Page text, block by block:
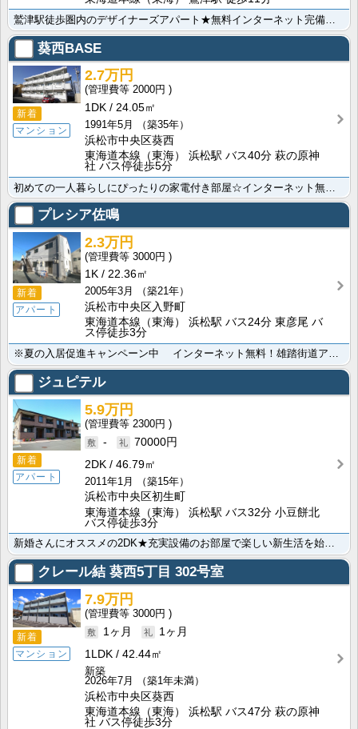
葵西BASE
新着
マンション
2.7万円
2000円
1DK
24.05㎡
1991年5月
（築35年）
浜松市中央区葵西
東海道本線（東海） 浜松駅 バス40分 萩の原神
社 バス停徒歩5分
プレシア佐鳴
新着
アパート
2.3万円
3000円
1K
22.36㎡
2005年3月
（築21年）
浜松市中央区入野町
東海道本線（東海） 浜松駅 バス24分 東彦尾 バ
ス停徒歩3分
※夏の入居促進キャンペーン中 インターネット無料！雄踏街道アクセス良好な入野町１K★初めての一人暮･･･
ジュピテル
新着
アパート
5.9万円
2300円
-
70000円
2DK
46.79㎡
2011年1月
（築15年）
浜松市中央区初生町
東海道本線（東海） 浜松駅 バス32分 小豆餅北
バス停徒歩3分
新婚さんにオススメの2DK★充実設備のお部屋で楽しい新生活を始めませんか？大通りへのアクセスも良く、･･･
クレール結 葵西5丁目 302号室
新着
マンション
7.9万円
3000円
1ヶ月
1ヶ月
1LDK
42.44㎡
新築
2026年7月
（築1年未満）
浜松市中央区葵西
東海道本線（東海） 浜松駅 バス47分 萩の原神
社 バス停徒歩3分